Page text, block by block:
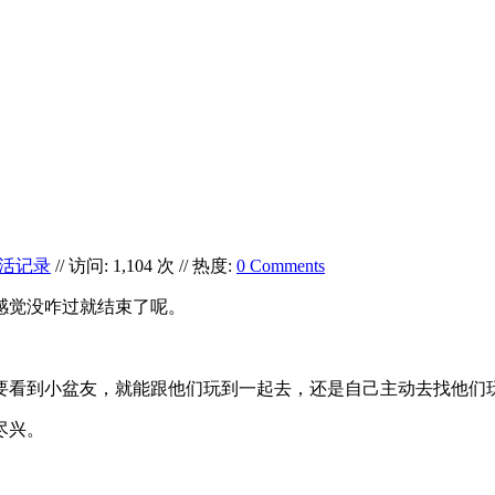
记录 // 访问: 1,104 次 // 热度: 0 Comments
没咋过就结束了呢。
到小盆友，就能跟他们玩到一起去，还是自己主动去找他们
。